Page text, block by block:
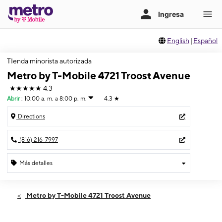
English | Español
TIenda minorista autorizada
Metro by T-Mobile 4721 Troost Avenue
★★★★★ 4.3
Abrir : 10:00 a. m. a 8:00 p. m. 4.3 ★
Directions
(816) 216-7997
Más detalles
Viernes:10:00 a. m. a 8:00 p. m.
Metro by T-Mobile 4721 Troost Avenue